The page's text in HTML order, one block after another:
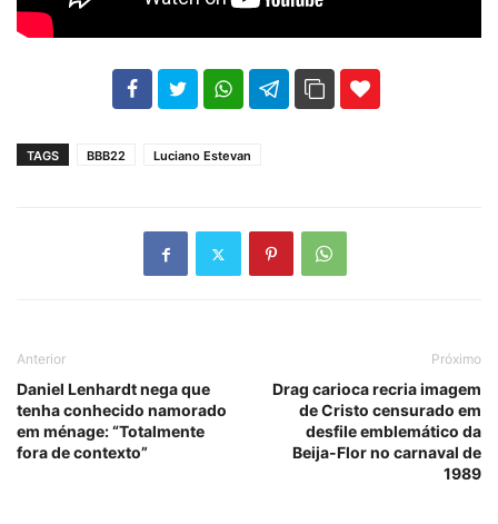
102 35
TAGS BBB22 Luciano Estevan
Anterior
Daniel Lenhardt nega que
tenha conhecido namorado
em ménage: “Totalmente
fora de contexto”
Próximo
Drag carioca recria imagem
de Cristo censurado em
desfile emblemático da
Beija-Flor no carnaval de
1989